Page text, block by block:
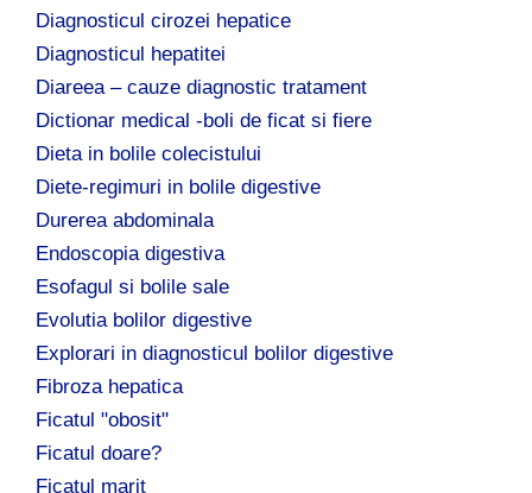
Diagnosticul cirozei hepatice
Diagnosticul hepatitei
Diareea – cauze diagnostic tratament
Dictionar medical -boli de ficat si fiere
Dieta in bolile colecistului
Diete-regimuri in bolile digestive
Durerea abdominala
Endoscopia digestiva
Esofagul si bolile sale
Evolutia bolilor digestive
Explorari in diagnosticul bolilor digestive
Fibroza hepatica
Ficatul "obosit"
Ficatul doare?
Ficatul marit